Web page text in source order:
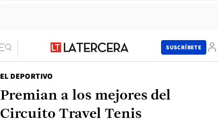
SUSCRÍBETE
EL DEPORTIVO
Premian a los mejores del
Circuito Travel Tenis